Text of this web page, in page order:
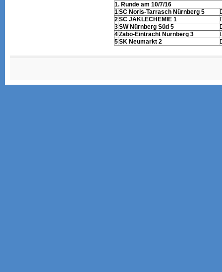
1. Runde am 10/7/16
1 SC Noris-Tarrasch Nürnberg 5
2 SC JÄKLECHEMIE 1
3SW Nürnberg Süd 5
4Zabo-Eintracht Nürnberg 3
5SK Neumarkt 2